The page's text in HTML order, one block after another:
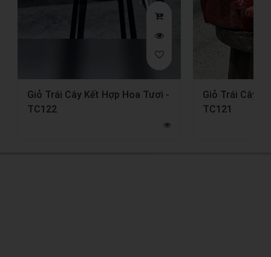
Giỏ Trái Cây Kết Hợp Hoa Tươi -
TC122
Giỏ Trái Cây
TC121